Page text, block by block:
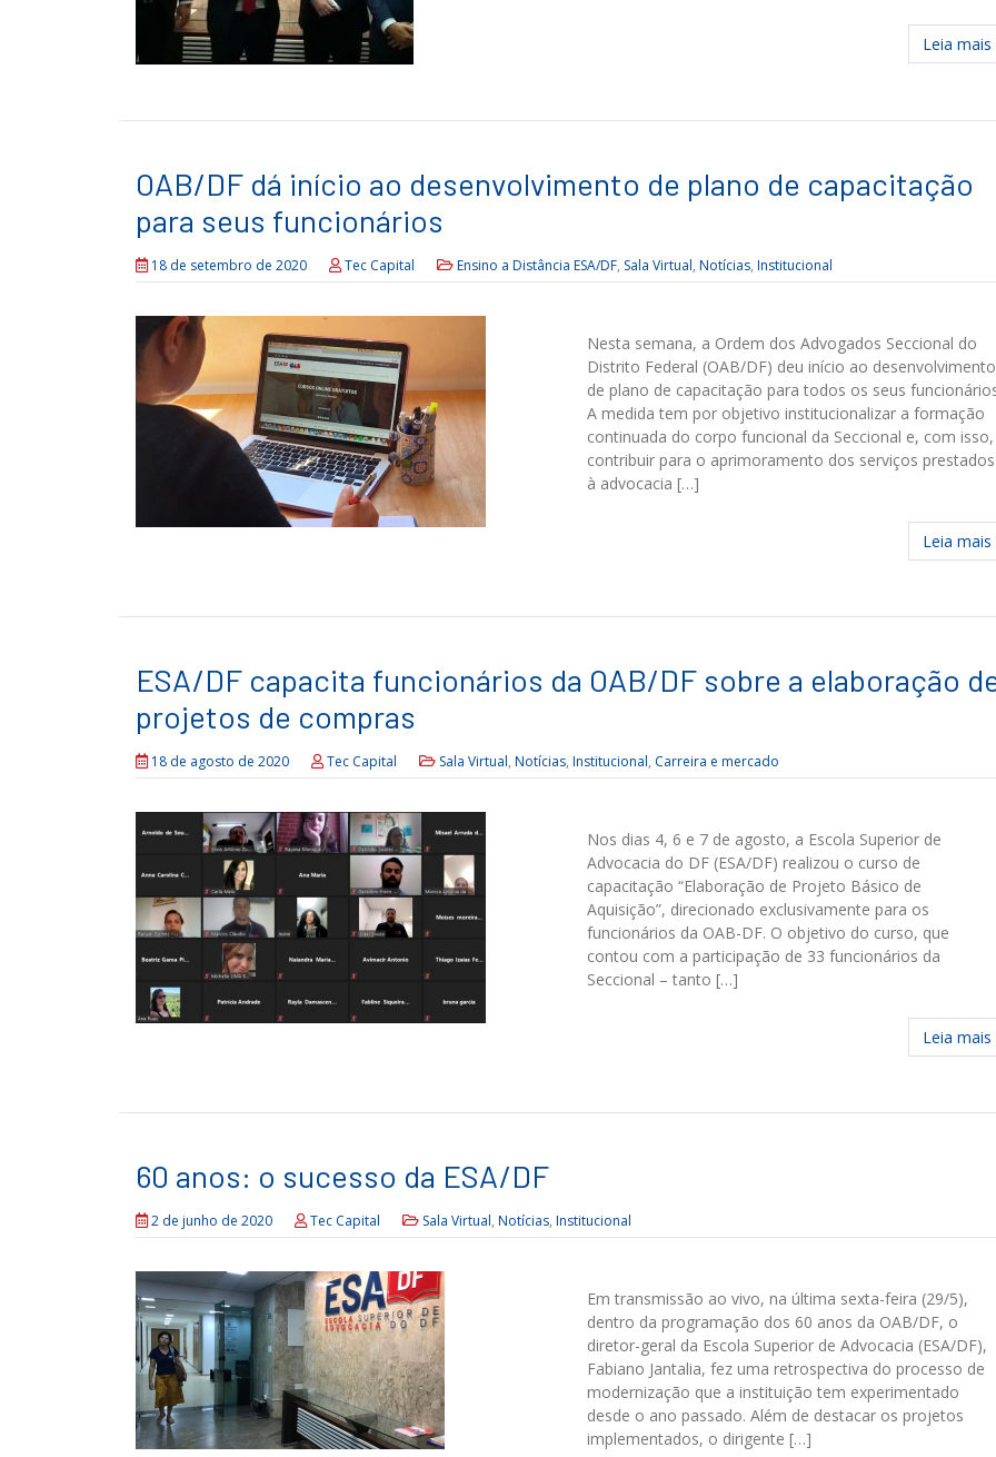
Leia mais
OAB/DF dá início ao desenvolvimento de plano de capacitação
para seus funcionários
18 de setembro de 2020 Tec Capital Ensino a Distância ESA/DF, Sala Virtual, Notícias, Institucional
Nesta semana, a Ordem dos Advogados Seccional do
Distrito Federal (OAB/DF) deu início ao desenvolvimento
de plano de capacitação para todos os seus
A medida tem por objetivo institucionalizar a formação
continuada do corpo funcional da Seccional e, com isso,
contribuir para o aprimoramento dos serviços prestados
à advocacia […]
Leia mais
ESA/DF capacita funcionários da OAB/DF sobre a elaboração
projetos de compras
18 de agosto de 2020 Tec Capital Sala Virtual, Notícias, Institucional, Carreira e mercado
Nos dias 4, 6 e 7 de agosto, a Escola Superior de
Advocacia do DF (ESA/DF) realizou o curso de
capacitação “Elaboração de Projeto Básico de
Aquisição”, direcionado exclusivamente para os
funcionários da OAB-DF. O objetivo do curso, que
contou com a participação de 33 funcionários da
Seccional – tanto […]
Leia mais
60 anos: o sucesso da ESA/DF
2 de junho de 2020 Tec Capital Sala Virtual, Notícias, Institucional
Em transmissão ao vivo, na última sexta-feira (29/5),
dentro da programação dos 60 anos da OAB/DF, o
diretor-geral da Escola Superior de Advocacia (ESA/DF),
Fabiano Jantalia, fez uma retrospectiva do processo de
modernização que a instituição tem experimentado
desde o ano passado. Além de destacar os projetos
implementados, o dirigente […]